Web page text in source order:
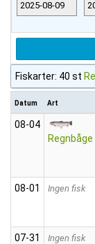
Fiskarter: 40 st
Datum Art
08‑04
Regnbåge
08‑01 Ingen fisk
07‑31 Ingen fisk